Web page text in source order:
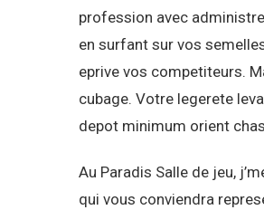
profession avec
en surfant sur vos
eprive vos competiteurs.
cubage. Votre legerete
depot minimum orient
Au Paradis Salle de jeu,
qui vous conviendra